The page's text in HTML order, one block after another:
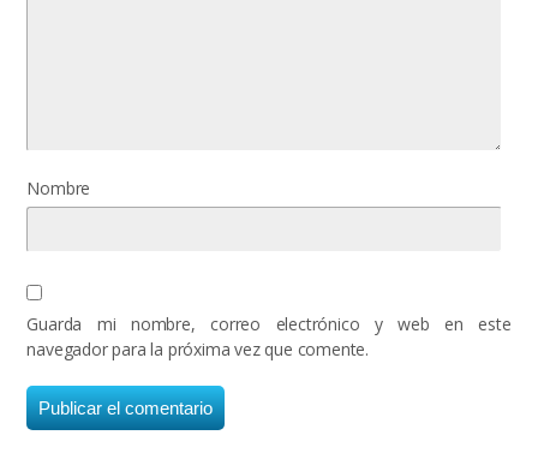
Nombre
Guarda mi nombre, correo electrónico y web en este
navegador para la próxima vez que comente.